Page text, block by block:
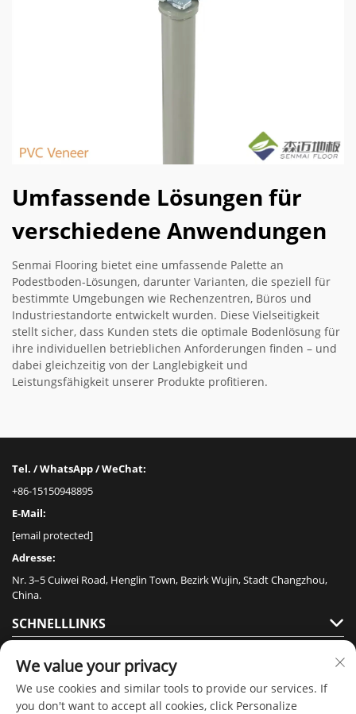
Umfassende Lösungen für
verschiedene Anwendungen
Senmai Flooring bietet eine umfassende Palette an
Podestboden-Lösungen, darunter Varianten, die speziell für
bestimmte Umgebungen wie Rechenzentren, Büros und
Industriestandorte entwickelt wurden. Diese Vielseitigkeit
stellt sicher, dass Kunden stets die optimale Bodenlösung für
ihre individuellen betrieblichen Anforderungen finden – und
dabei gleichzeitig von der Langlebigkeit und
Leistungsfähigkeit unserer Produkte profitieren.
Tel. / WhatsApp / WeChat:
+86-15150948895
E-Mail:
[email protected]
Adresse:
Nr. 3–5 Cuiwei Road, Henglin Town, Bezirk Wujin, Stadt Changzhou,
China.
SCHNELLLINKS
PRODUKTE
We value your privacy
We use cookies and similar tools to provide our services. If
you don't want to accept all cookies, click Personalize